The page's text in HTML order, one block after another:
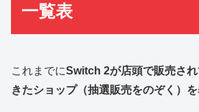
一覧表
これまでにSwitch 2が店頭で販売さ
きたショップ（抽選販売をのぞく）